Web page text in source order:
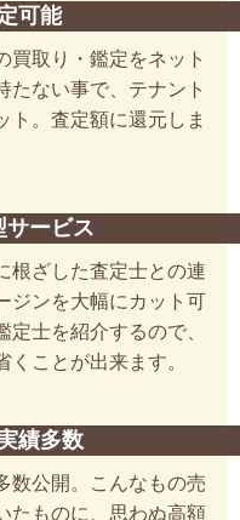
可能
買取り・鑑定をネット
たない事で、テナント
ト。査定額に還元しま
サービス
根ざした査定士との連
ンを大幅にカット可
士を紹介するので、
ことが出来ます。
績多数
数公開。こんなもの売
たものに、思わぬ高額